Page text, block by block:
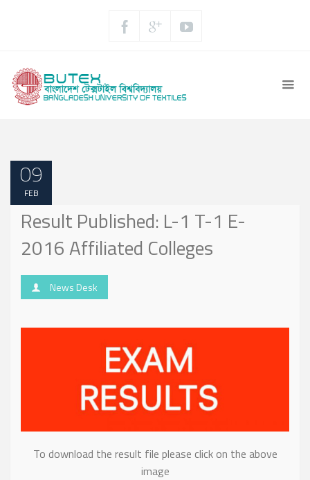
09
FEB
Result Published: L-1 T-1 E-
2016 Affiliated Colleges
News Desk
To download the result file please click on the above
image